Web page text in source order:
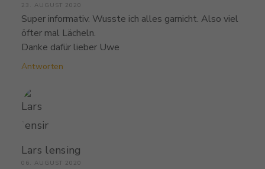
23. AUGUST 2020
Super informativ. Wusste ich alles garnicht. Also viel
öfter mal Lächeln.
Danke dafür lieber Uwe
Antworten
Lars lensing
06. AUGUST 2020